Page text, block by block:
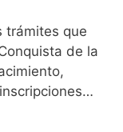
trámites que
de la